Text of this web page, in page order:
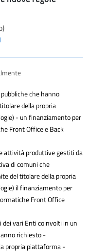
che hanno
della propria
- un finanziamento per
Front Office e Back
attività produttive gestiti da
di comuni che
del titolare della propria
il finanziamento per
Front Office
vari Enti coinvolti in un
richiesto -
propria piattaforma -